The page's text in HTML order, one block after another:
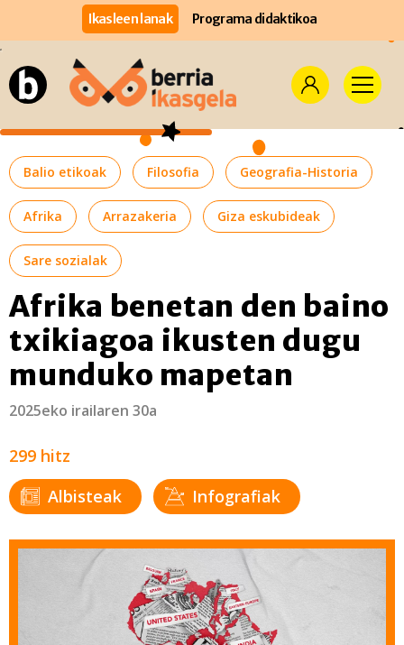
Ikasleen lanak Programa didaktikoa
Balio etikoak Filosofia Geografia-Historia
Afrika Arrazakeria Giza eskubideak
Sare sozialak
Afrika benetan den baino
txikiagoa ikusten dugu
munduko mapetan
2025eko irailaren 30a
299 hitz
Albisteak
Infografiak